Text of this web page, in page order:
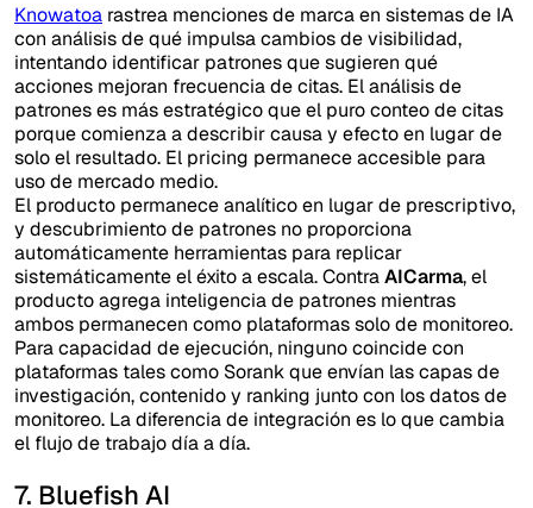
Knowatoa rastrea menciones de marca en sistemas de IA
con análisis de qué impulsa cambios de visibilidad,
intentando identificar patrones que sugieren qué
acciones mejoran frecuencia de citas. El análisis de
patrones es más estratégico que el puro conteo de citas
porque comienza a describir causa y efecto en lugar de
solo el resultado. El pricing permanece accesible para
uso de mercado medio.
El producto permanece analítico en lugar de prescriptivo,
y descubrimiento de patrones no proporciona
automáticamente herramientas para replicar
sistemáticamente el éxito a escala. ContraAICarma, el
producto agrega inteligencia de patrones mientras
ambos permanecen como plataformas solo de monitoreo.
Para capacidad de ejecución, ninguno coincide con
plataformas tales como Sorank que envían las capas de
investigación, contenido y ranking junto con los datos de
monitoreo. La diferencia de integración es lo que cambia
el flujo de trabajo día a día.
7. Bluefish AI